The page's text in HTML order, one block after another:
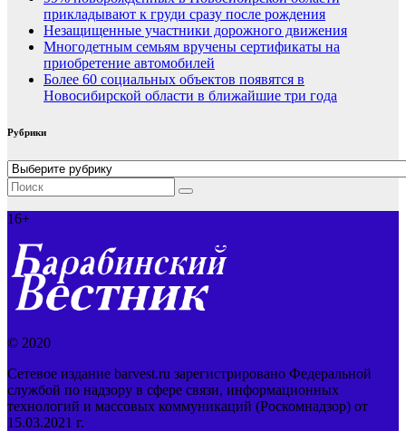
прикладывают к груди сразу после рождения
Незащищенные участники дорожного движения
Многодетным семьям вручены сертификаты на
приобретение автомобилей
Более 60 социальных объектов появятся в
Новосибирской области в ближайшие три года
Рубрики
Рубрики
16+
© 2020
Сетевое издание barvest.ru зарегистрировано Федеральной
службой по надзору в сфере связи, информационных
технологий и массовых коммуникаций (Роскомнадзор) от
15.03.2021 г.